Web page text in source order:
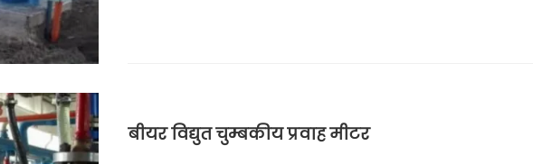
बीयर विद्युत चुम्बकीय प्रवाह मीटर